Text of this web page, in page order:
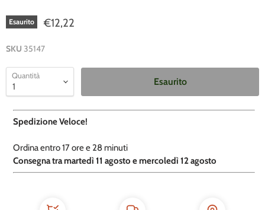
Esaurito €12,22
SKU 35147
Quantità
Esaurito
Spedizione Veloce!
Ordina entro17 ore e 28 minuti
​Consegna tra martedì 11 agosto e mercoledì 12 agosto